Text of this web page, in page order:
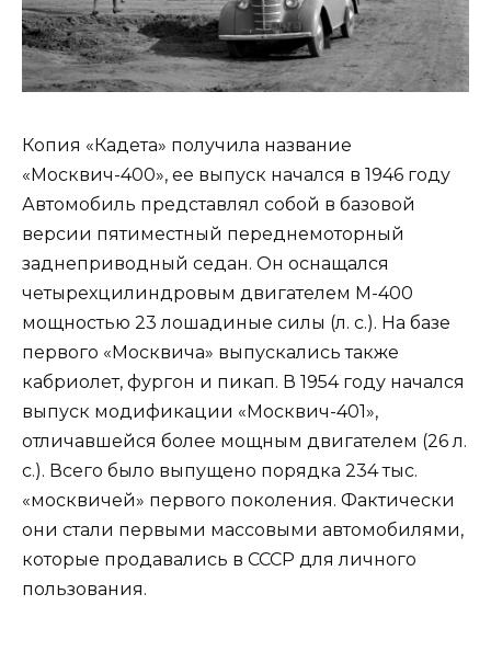
Копия «Кадета» получила название
«Москвич-400», ее выпуск начался в 1946 году
Автомобиль представлял собой в базовой
версии пятиместный переднемоторный
заднеприводный седан. Он оснащался
четырехцилиндровым двигателем М-400
мощностью 23 лошадиные силы (л. с.). На базе
первого «Москвича» выпускались также
кабриолет, фургон и пикап. В 1954 году начался
выпуск модификации «Москвич-401»,
отличавшейся более мощным двигателем (26 л.
с.). Всего было выпущено порядка 234 тыс.
«москвичей» первого поколения. Фактически
они стали первыми массовыми автомобилями,
которые продавались в СССР для личного
пользования.